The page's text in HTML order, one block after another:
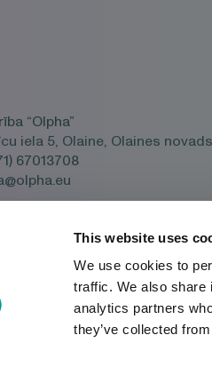
This website uses
We use cookies to
traffic. We also share
analytics partners
they’ve collected
“Olpha”
iela 5, Olaine, Olaines
67013708